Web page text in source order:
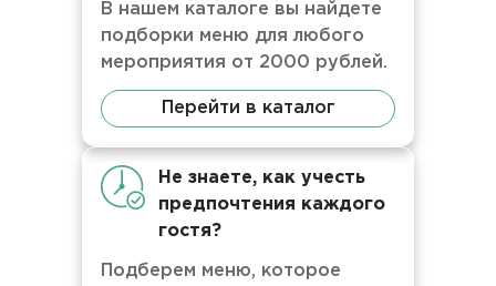
В нашем каталоге вы найдете
подборки меню для любого
мероприятия от 2000 рублей.
Перейти в каталог
Не знаете, как учесть
предпочтения каждого
гостя?
Подберем меню, которое